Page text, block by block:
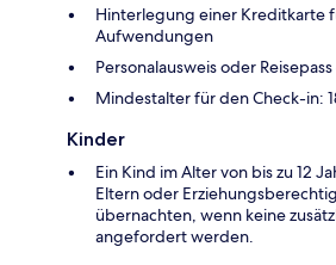
Hinterlegung einer Kreditkarte
Aufwendungen
Personalausweis oder
Mindestalter für den Check-in:
Kinder
Ein Kind im Alter von bis zu 12
Eltern oder
übernachten, wenn keine
angefordert werden.